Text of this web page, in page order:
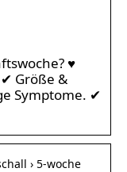
♥
Größe &
Symptome. ✔
› 5-woche